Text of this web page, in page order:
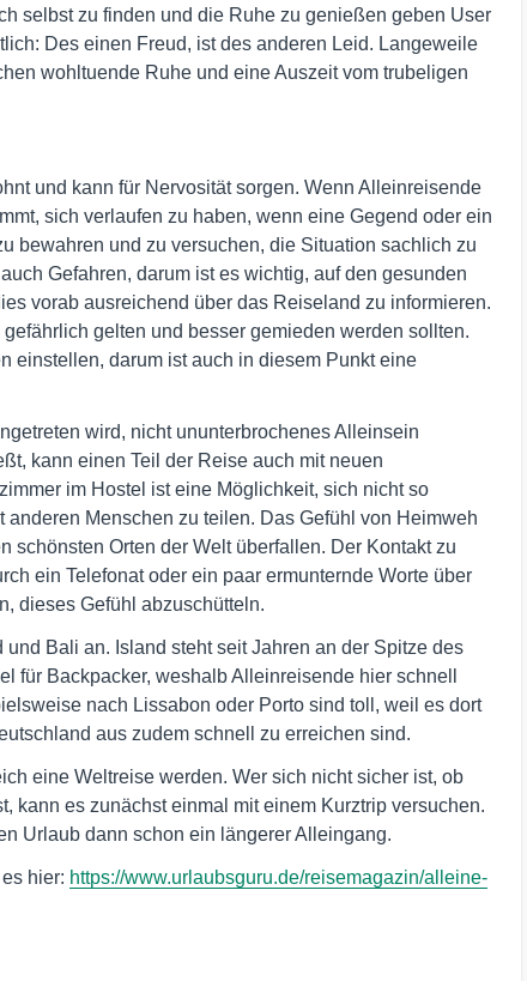
selbst zu finden und die Ruhe zu genießen geben User
Des einen Freud, ist des anderen Leid. Langeweile
wohltuende Ruhe und eine Auszeit vom trubeligen
und kann für Nervosität sorgen. Wenn Alleinreisende
sich verlaufen zu haben, wenn eine Gegend oder ein
bewahren und zu versuchen, die Situation sachlich zu
Gefahren, darum ist es wichtig, auf den gesunden
vorab ausreichend über das Reiseland zu informieren.
gelten und besser gemieden werden sollten.
einstellen, darum ist auch in diesem Punkt eine
wird, nicht ununterbrochenes Alleinsein
kann einen Teil der Reise auch mit neuen
im Hostel ist eine Möglichkeit, sich nicht so
Menschen zu teilen. Das Gefühl von Heimweh
schönsten Orten der Welt überfallen. Der Kontakt zu
ein Telefonat oder ein paar ermunternde Worte über
dieses Gefühl abzuschütteln.
Bali an. Island steht seit Jahren an der Spitze des
für Backpacker, weshalb Alleinreisende hier schnell
nach Lissabon oder Porto sind toll, weil es dort
aus zudem schnell zu erreichen sind.
eine Weltreise werden. Wer sich nicht sicher ist, ob
kann es zunächst einmal mit einem Kurztrip versuchen.
Urlaub dann schon ein längerer Alleingang.
hier: https://www.urlaubsguru.de/reisemagazin/alleine-